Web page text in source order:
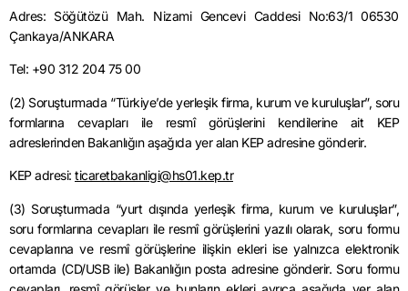
Adres: Söğütözü Mah. Nizami Gencevi Caddesi No:63/1 06530
Çankaya/ANKARA
Tel: +90 312 204 75 00
(2) Soruşturmada “Türkiye’de yerleşik firma, kurum ve kuruluşlar”, soru
formlarına cevapları ile resmî görüşlerini kendilerine ait KEP
adreslerinden Bakanlığın aşağıda yer alan KEP adresine gönderir.
KEP adresi: ticaretbakanligi@hs01.kep.tr
(3) Soruşturmada “yurt dışında yerleşik firma, kurum ve kuruluşlar”,
soru formlarına cevapları ile resmî görüşlerini yazılı olarak, soru formu
cevaplarına ve resmî görüşlerine ilişkin ekleri ise yalnızca elektronik
ortamda (CD/USB ile) Bakanlığın posta adresine gönderir. Soru formu